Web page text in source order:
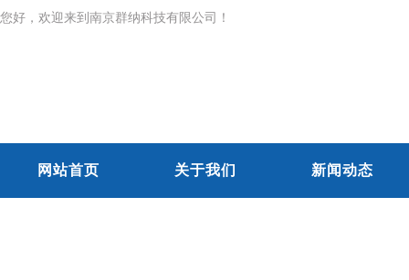
您好，欢迎来到南京群纳科技有限公司！
网站首页 关于我们 新闻动态